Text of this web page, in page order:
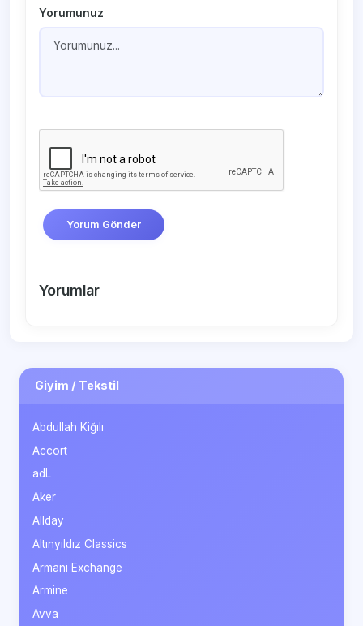
Yorumunuz
Yorum Gönder
Yorumlar
Giyim / Tekstil
Abdullah Kiğılı
Accort
adL
Aker
Allday
Altınyıldız Classics
Armani Exchange
Armine
Avva